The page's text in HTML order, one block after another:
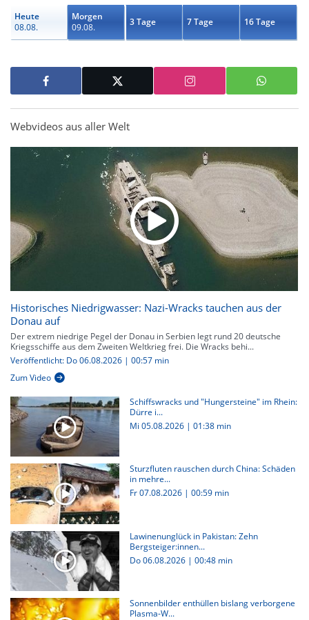
Heute
08.08.
Morgen
09.08.
3 Tage 7 Tage 16 Tage
Webvideos aus aller Welt
Historisches Niedrigwasser: Nazi-Wracks tauchen aus der
Donau auf
Der extrem niedrige Pegel der Donau in Serbien legt rund 20 deutsche
Kriegsschiffe aus dem Zweiten Weltkrieg frei. Die Wracks behi...
Veröffentlicht: Do 06.08.2026 | 00:57 min
Zum Video
Schiffswracks und "Hungersteine" im Rhein:
Dürre i...
Mi 05.08.2026 | 01:38 min
Sturzfluten rauschen durch China: Schäden
in mehre...
Fr 07.08.2026 | 00:59 min
Lawinenunglück in Pakistan: Zehn
Bergsteiger:innen...
Do 06.08.2026 | 00:48 min
Sonnenbilder enthüllen bislang verborgene
Plasma-W...